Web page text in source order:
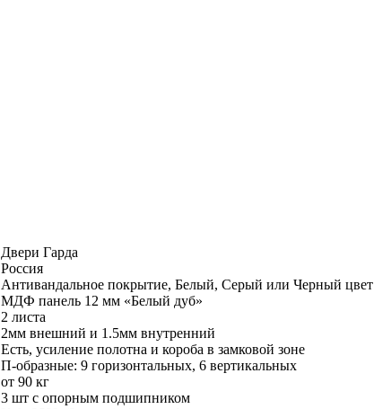
Двери Гарда
Россия
Антивандальное покрытие, Белый, Серый или Черный цвет
МДФ панель 12 мм «Белый дуб»
2 листа
2мм внешний и 1.5мм внутренний
Есть, усиление полотна и короба в замковой зоне
П-образные: 9 горизонтальных, 6 вертикальных
от 90 кг
3 шт с опорным подшипником